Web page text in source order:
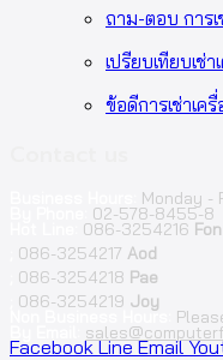
ถาม-ตอบ การ
เปรียบเทียบเช่
ข้อดีการเช่าเค
Monday -
02-578-8455-8
086-3254216 Fon
086-3254217 Aod
086-3254218 Pae
086-3254219 Joy
Non Business Hours:
Facebook Line Email